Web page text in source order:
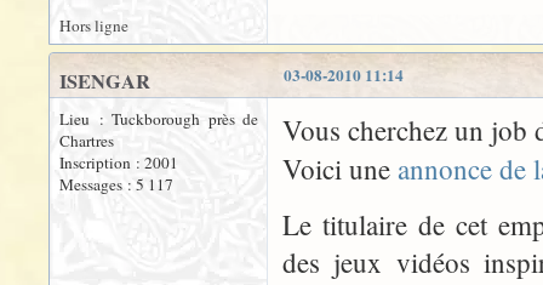
Hors ligne
03-08-2010 11:14
ISENGAR
Lieu : Tuckborough près de
Chartres
Inscription : 2001
Messages : 5 117
Vous cherchez un job
Voici une annonce de
Le titulaire de cet
des jeux vidéos